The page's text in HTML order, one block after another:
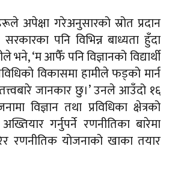
अपेक्षा गरेअनुसारको स्रोत प्रदान
पनि विभिन्न बाध्यता हुँदा
भने, ‘म आफैँ पनि विज्ञानको विद्यार्थी
विकासमा हामीले फड्को मार्न
जानकार छु।’ उनले आउँदो १६
विज्ञान तथा प्रविधिका क्षेत्रको
गर्नुपर्ने रणनीतिका बारेमा
योजनाको खाका तयार